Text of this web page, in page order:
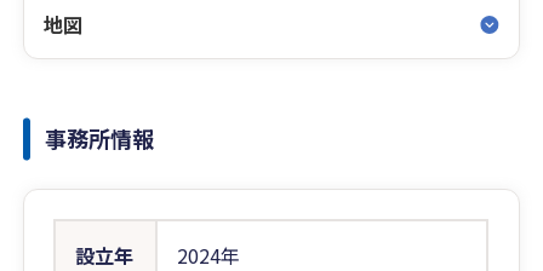
地図
事務所情報
設立年 2024年